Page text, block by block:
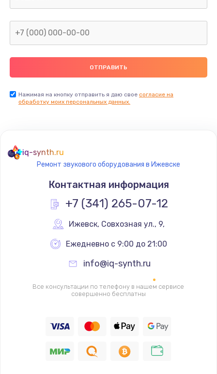
Ремонт капиллярной трубки
400 руб.
Заказать
Замена термостата
1200 руб.
Заказать
Замена реле
Замена термопредохранителя
700 руб.
Замена ТЭНа
2500 руб.
Нажимая на кнопку отправить я даю свое согласие на
обработку моих персональных данных.
iq-synth.ru
Ремонт звукового оборудования в Ижевске
Контактная информация
+7 (341) 265-07-12
Ижевск, Совхозная ул., 9,
Ежедневно с 9:00 до 21:00
info@iq-synth.ru
Все консультации по телефону в нашем сервисе
совершенно бесплатны